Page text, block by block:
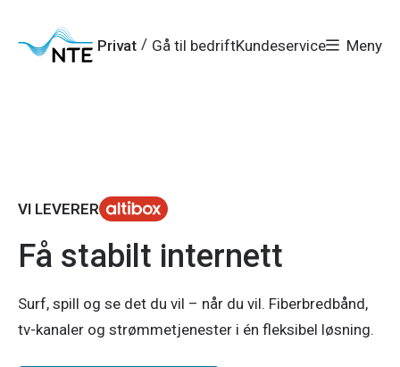
hovedmeny
søk
hovedinnhold
bunnområde
Privat / Gå til bedriftKundeservice Meny
VI LEVERER
Få stabilt internett
Surf, spill og se det du vil – når du vil. Fiberbredbånd,
tv-kanaler og strømmetjenester i én fleksibel løsning.